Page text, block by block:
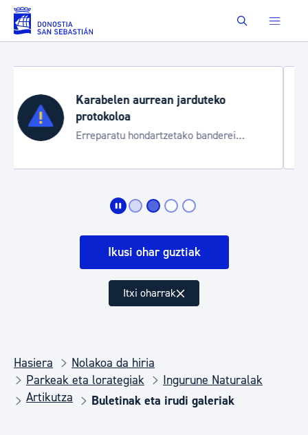
Eduki nagusira joan Buscar
Aste Nagusia 2026
Trafiko mozketak eta garraio zerbitzu
bereziak
Ikusi ohar guztiak
Itxi oharrak
Hasiera
Nolakoa da hiria
Parkeak eta lorategiak
Ingurune Naturalak
Artikutza
Buletinak eta irudi galeriak